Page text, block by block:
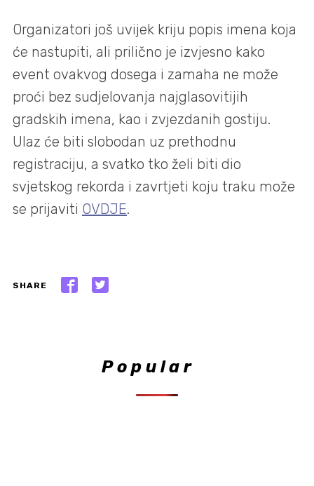
Organizatori još uvijek kriju popis imena koja
će nastupiti, ali prilično je izvjesno kako
event ovakvog dosega i zamaha ne može
proći bez sudjelovanja najglasovitijih
gradskih imena, kao i zvjezdanih gostiju.
Ulaz će biti slobodan uz prethodnu
registraciju, a svatko tko želi biti dio
svjetskog rekorda i zavrtjeti koju traku može
se prijaviti OVDJE.
SHARE
Popular